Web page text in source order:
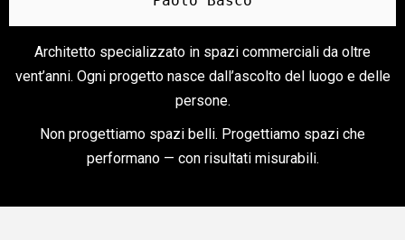
Architetto specializzato in spazi commerciali da oltre
vent’anni. Ogni progetto nasce dall’ascolto del luogo e delle
persone.
Non progettiamo spazi belli. Progettiamo spazi che
performano — con risultati misurabili.